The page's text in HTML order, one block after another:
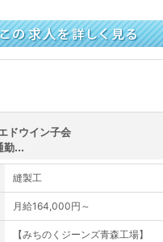
ドウイン子会
勤...
縫製工
月給164,000円～
【みちのくジーンズ青森工場】